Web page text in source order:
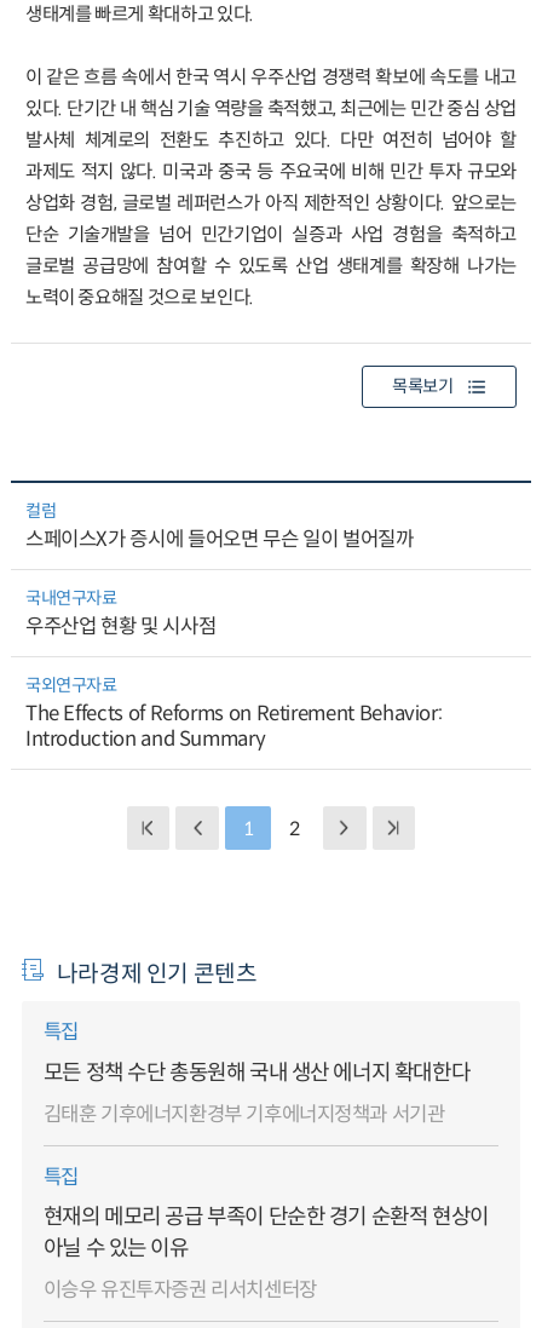
생태계를 빠르게 확대하고 있다.
이 같은 흐름 속에서 한국 역시 우주산업 경쟁력 확보에 속도를 내고
있다. 단기간 내 핵심 기술 역량을 축적했고, 최근에는 민간 중심 상업
발사체 체계로의 전환도 추진하고 있다. 다만 여전히 넘어야 할
과제도 적지 않다. 미국과 중국 등 주요국에 비해 민간 투자 규모와
상업화 경험, 글로벌 레퍼런스가 아직 제한적인 상황이다. 앞으로는
단순 기술개발을 넘어 민간기업이 실증과 사업 경험을 축적하고
글로벌 공급망에 참여할 수 있도록 산업 생태계를 확장해 나가는
노력이 중요해질 것으로 보인다.
목록보기
컬럼
스페이스X가 증시에 들어오면 무슨 일이 벌어질까
국내연구자료
우주산업 현황 및 시사점
국외연구자료
The Effects of Reforms on Retirement Behavior:
Introduction and Summary
1 2
나라경제 인기 콘텐츠
특집
모든 정책 수단 총동원해 국내 생산 에너지 확대한다
김태훈 기후에너지환경부 기후에너지정책과 서기관
특집
현재의 메모리 공급 부족이 단순한 경기 순환적 현상이
아닐 수 있는 이유
이승우 유진투자증권 리서치센터장